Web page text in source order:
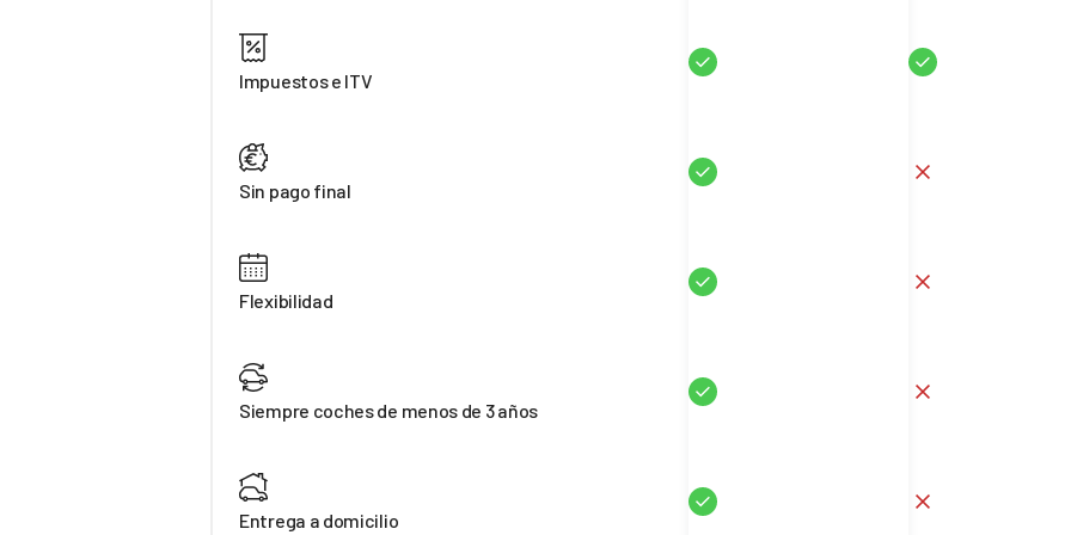
Impuestos e ITV
Sí Sí
Sin pago final
Sí
Flexibilidad
Sí
Siempre coches de menos de 3 años
Sí
Entrega a domicilio
Sí